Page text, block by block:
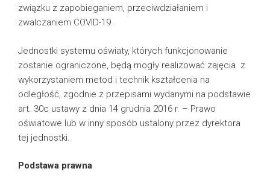
związku z zapobieganiem, przeciwdziałaniem i
zwalczaniem COVID-19.
Jednostki systemu oświaty, których funkcjonowanie
zostanie ograniczone, będą mogły realizować zajęcia z
wykorzystaniem metod i technik kształcenia na
odległość, zgodnie z przepisami wydanymi na podstawie
art. 30c ustawy z dnia 14 grudnia 2016 r. – Prawo
oświatowe lub w inny sposób ustalony przez dyrektora
tej jednostki.
Podstawa prawna